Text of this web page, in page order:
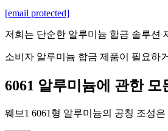
[email protected]
저희는 단순한 알루미늄 합금 솔루션
소비자 알루미늄 합금 제품이 필요하
6061 알루미늄에 관한
웨브1 6061형 알루미늄의 공칭 조성은